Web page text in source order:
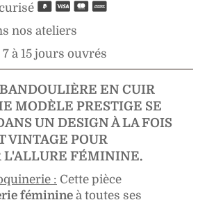
nos ateliers
à 15 jours ouvrés
EN CUIR
MODÈLE PRESTIGE SE
UN DESIGN À LA FOIS
VINTAGE POUR
L'ALLURE FÉMININE.
: Cette pièce
féminine à toutes ses